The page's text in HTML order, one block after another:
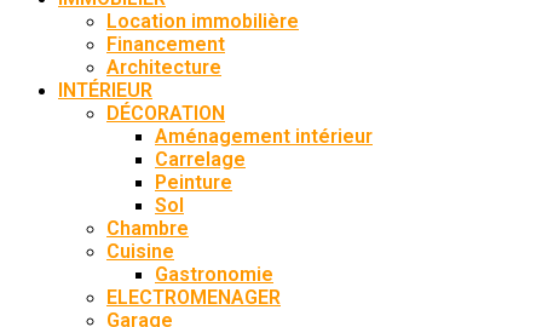
Location immobilière
Financement
Architecture
INTÉRIEUR
DÉCORATION
Aménagement intérieur
Carrelage
Peinture
Sol
Chambre
Cuisine
Gastronomie
ELECTROMENAGER
Garage